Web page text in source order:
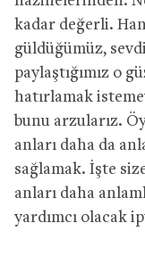
kadar değerli.
güldüğümüz,
paylaştığımız o
hatırlamak
bunu arzularız.
anları daha da
sağlamak. İşte
anları daha
yardımcı olacak